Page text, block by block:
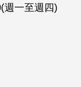
週一至週四)